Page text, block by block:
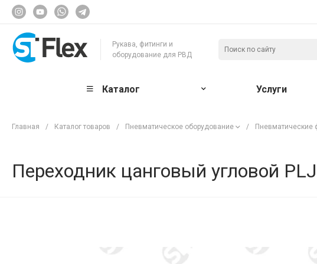
Рукава, фитинги и
оборудование для РВД
Каталог Услуги
Главная / Каталог товаров / Пневматическое оборудование / Пневматические
Переходник цанговый угловой PLJ